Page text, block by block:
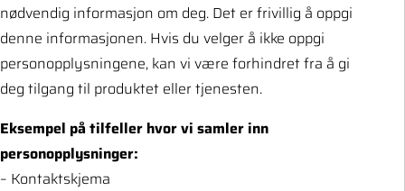
nødvendig informasjon om deg. Det er frivillig å oppgi
denne informasjonen. Hvis du velger å ikke oppgi
personopplysningene, kan vi være forhindret fra å gi
deg tilgang til produktet eller tjenesten.
Eksempel på tilfeller hvor vi samler inn
personopplysninger:
– Kontaktskjema